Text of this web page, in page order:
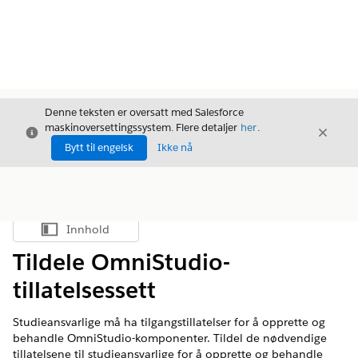
Avslutt
Denne teksten er oversatt med Salesforce
maskinoversettingssystem. Flere detaljer her.
Bytt til engelsk
Ikke nå
Avslutt
Vis innholdsfortegnelse
Innhold
Tildele OmniStudio-
tillatelsessett
Studieansvarlige må ha tilgangstillatelser for å opprette og
behandle OmniStudio-komponenter. Tildel de nødvendige
tillatelsene til studieansvarlige for å opprette og behandle